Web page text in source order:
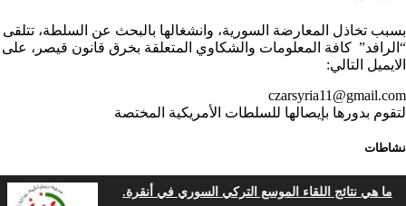
.منصورالاتاسي.( البوصلة في زمن الضياع )
ديسمبر 7, 2020
في الذكرى السنوية لرحيل الرفيق منصور أتاسي أبو مطيع رحمه الله. –
ديسمبر 6, 2020
لروحك المحبة والسلام أبا مطيع لن ننساك – خالد
بسبب تخاذل المعارضة السورية، وانشغالها بالبحث عن السلطة، تتلقى
“الرافد” كافة المعلومات والشكاوي المتعلقة بخرق قانون قيصر، على
الايميل التالي:
czarsyria11@gmail.com
لتقوم بدورها بإيصالها للسلطات الأمريكية المختصة
نشاطات
ما هي نتائج اللقاء الموسع التركي السوري في أنقرة.